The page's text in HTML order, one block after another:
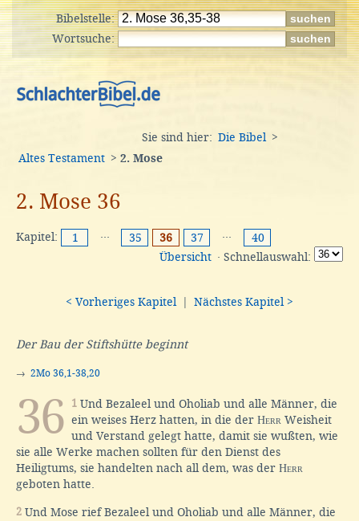
Bibelstelle:
Wortsuche:
Sie sind hier: Die Bibel
>
Altes Testament > 2. Mose
2. Mose 36
Kapitel: 1 ··· 35 36 37 ···
40
Übersicht · Schnellauswahl:
< Vorheriges Kapitel Nächstes Kapitel >
Der Bau der Stiftshütte beginnt
→ 2Mo 36,1-38,20
36 1 Und Bezaleel und Oholiab und alle Männer, die
ein weises Herz hatten, in die der Herr Weisheit
und Verstand gelegt hatte, damit sie wußten, wie
sie alle Werke machen sollten für den Dienst des
Heiligtums, sie handelten nach all dem, was der Herr
geboten hatte.
2 Und Mose rief Bezaleel und Oholiab und alle Männer, die